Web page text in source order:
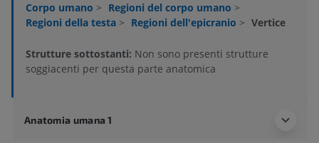
Corpo umano > Regioni del corpo umano >
Regioni della testa > Regioni dell'epicranio > Vertice
Strutture sottostanti: Non sono presenti strutture
soggiacenti per questa parte anatomica
Anatomia umana 1